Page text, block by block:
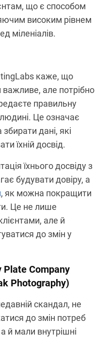
що є способом
високим рівнем
міленіалів.
каже, що
важливе, але потрібно
правильну
Це означає
дані, які
їхній досвід.
їхнього досвіду з
будувати довіру, а
, як можна покращити
Це не лише
але й
до змін у
Plate Company
Photography)
скандал, не
до змін потреб
а й мали внутрішні